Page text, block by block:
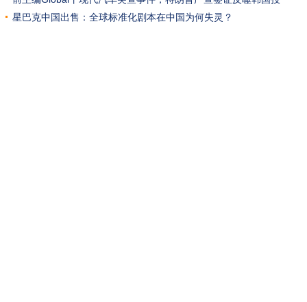
资？
星巴克中国出售：全球标准化剧本在中国为何失灵？